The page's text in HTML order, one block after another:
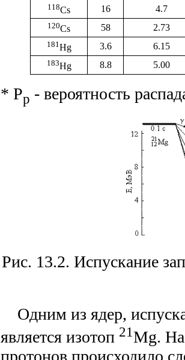
118Cs 16 4.7
120Cs 58 2.73
181 Hg 3.6 6.15
183Hg 8.8 5.00
* Рр - вероятность
Рис. 13.2. Испускание
Одним из ядер,
является изотоп 21Mg.
протонов происходило